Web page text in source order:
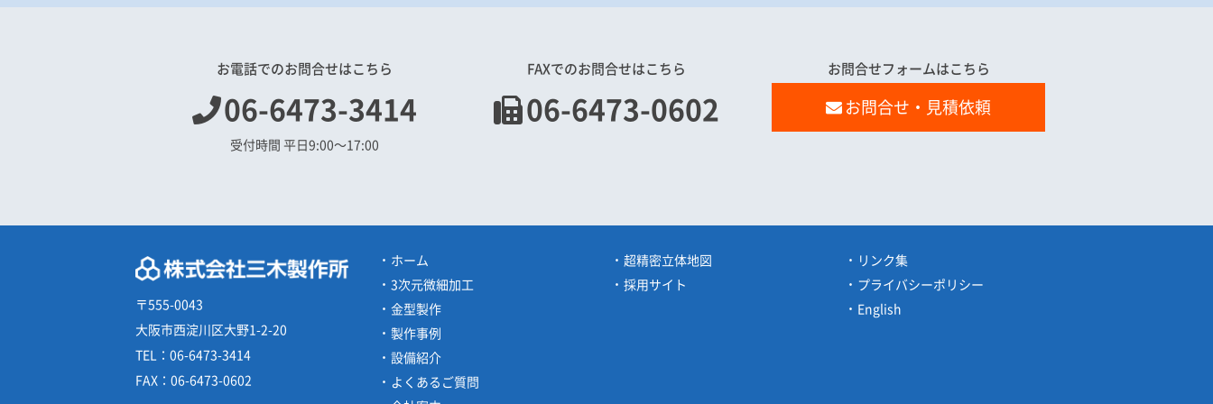
お電話でのお問合せはこちら
06-6473-3414
受付時間 平日9:00〜17:00
FAXでのお問合せはこちら
06-6473-0602
お問合せフォームはこちら
お問合せ・見積依頼
〒555-0043
大阪市西淀川区大野1-2-20
TEL： 06-6473-3414
FAX： 06-6473-0602
ホーム
3次元微細加工
金型製作
製作事例
設備紹介
よくあるご質問
超精密立体地図
採用サイト
リンク集
プライバシーポリシー
English